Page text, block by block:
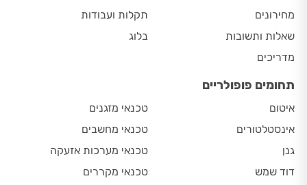
מחירונים
שאלות ותשובות
מדריכים
תקלות ועבודות
בלוג
תחומים פופולריים
איטום
אינסטלטורים
גנן
דוד שמש
טכנאי מזגנים
טכנאי מחשבים
טכנאי מערכות אזעקה
טכנאי מקררים